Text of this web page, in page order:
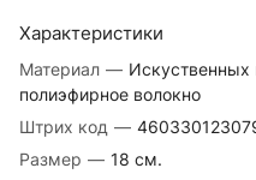
Характеристики
Материал — Искуственных
полиэфирное волокно
Штрих код —
Размер — 18 см.